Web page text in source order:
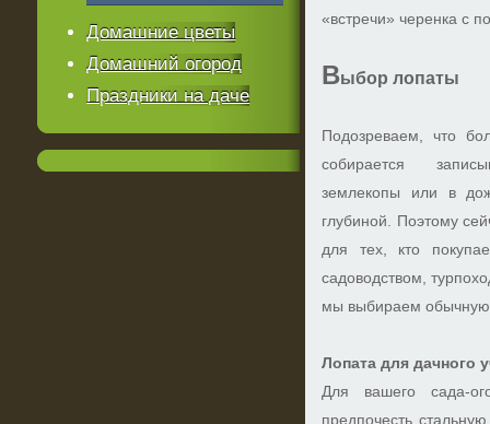
«встречи» черенка с
Выбор лопаты
Подозреваем, что
собирается
землекопы или в
глубиной. Поэтому
для тех, кто
садоводством,
мы выбираем
Лопата для дачного
Для вашего сада-
предпочесть
Домашние цветы
Домашний огород
Праздники на даче